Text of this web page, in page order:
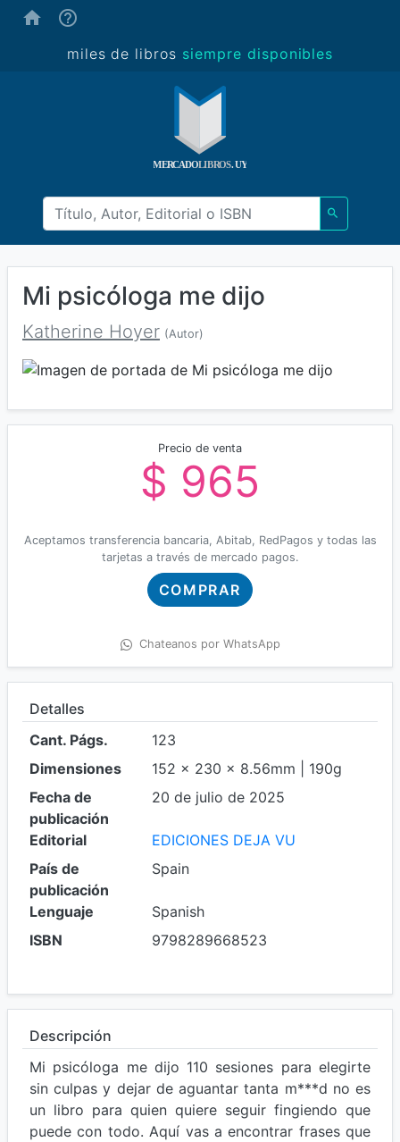
miles de libros siempre disponibles
Mi psicóloga me dijo
Katherine Hoyer (Autor)
Precio de venta
$ 965
Aceptamos transferencia bancaria, Abitab, RedPagos y todas las
tarjetas a través de mercado pagos.
COMPRAR
Chateanos por WhatsApp
Detalles
Cant. Págs.
123
Dimensiones
152 x 230 x 8.56mm | 190g
Fecha de
publicación
20 de julio de 2025
Editorial
EDICIONES DEJA VU
País de
publicación
Spain
Lenguaje
Spanish
ISBN
9798289668523
Descripción
Mi psicóloga me dijo 110 sesiones para elegirte
sin culpas y dejar de aguantar tanta m***d no es
un libro para quien quiere seguir fingiendo que
puede con todo. Aquí vas a encontrar frases que